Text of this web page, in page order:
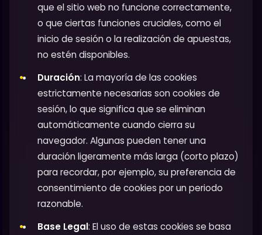
que el sitio web no funcione correctamente,
o que ciertas funciones cruciales, como el
inicio de sesión o la realización de apuestas,
no estén disponibles.
Duración: La mayoría de las cookies
estrictamente necesarias son cookies de
sesión, lo que significa que se eliminan
automáticamente cuando cierra su
navegador. Algunas pueden tener una
duración ligeramente más larga (corto plazo)
para recordar, por ejemplo, su preferencia de
consentimiento de cookies por un periodo
razonable.
Base Legal: El uso de estas cookies se basa